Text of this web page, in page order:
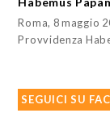
Roma, 8 maggio
Provvidenza
SEGUICI SU